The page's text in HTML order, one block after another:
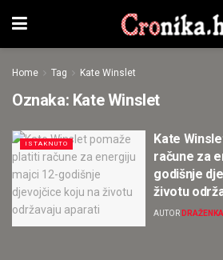
Home Tag Kate Winslet
Oznaka: Kate Winslet
ISTAKNUTO
Kate
račune za
godišnje
životu
AUTOR